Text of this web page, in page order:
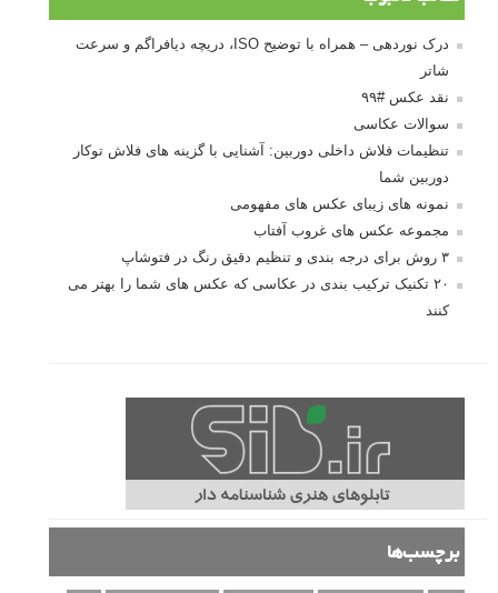
درک نوردهی – همراه با توضیح ISO، دریچه دیافراگم و سرعت
شاتر
نقد عکس #۹۹
سوالات عکاسی
تنظیمات فلاش داخلی دوربین: آشنایی با گزینه های فلاش توکار
دوربین شما
نمونه های زیبای عکس های مفهومی
مجموعه عکس های غروب آفتاب
۳ روش برای درجه بندی و تنظیم دقیق رنگ در فتوشاپ
۲۰ تکنیک ترکیب بندی در عکاسی که عکس های شما را بهتر می
کنند
برچسب‌ها